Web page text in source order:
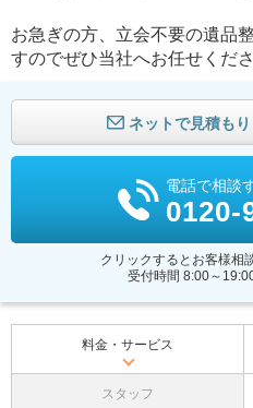
お急ぎの方、立会不要の遺品
すのでぜひ当社へお任せくださ
ネットで見積も
電話で相談
0120-
クリックするとお客様相
受付時間 8:00～
料金・サービス
スタッフ